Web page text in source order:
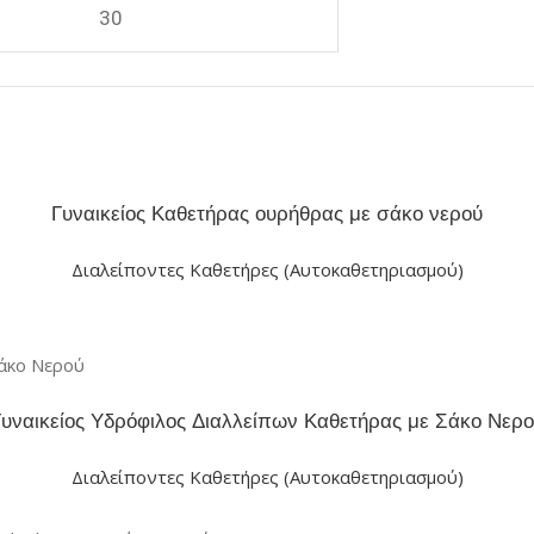
30
Γυναικείος Καθετήρας ουρήθρας με σάκο νερού
Διαλείποντες Καθετήρες (Αυτοκαθετηριασμού)
Υδρόφιλος Διαλλείπων Καθετήρας με Σάκο
Διαλείποντες Καθετήρες (Αυτοκαθετηριασμού)